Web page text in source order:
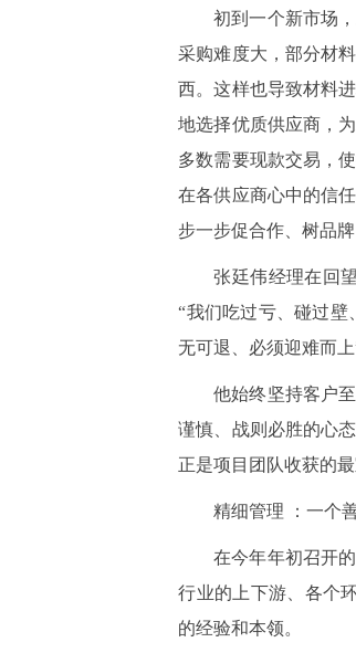
初到一个新市场
采购难度大，部分材
西。这样也导致材料
地选择优质供应商，
多数需要现款交易，
在各供应商心中的信
步一步促合作、树品
张廷伟经理在回
“我们吃过亏、碰过
无可退、必须迎难而上
他始终坚持客户
谨慎、战则必胜的心
正是项目团队收获的
精细管理 ：一个
在今年年初召开
行业的上下游、各个
的经验和本领。